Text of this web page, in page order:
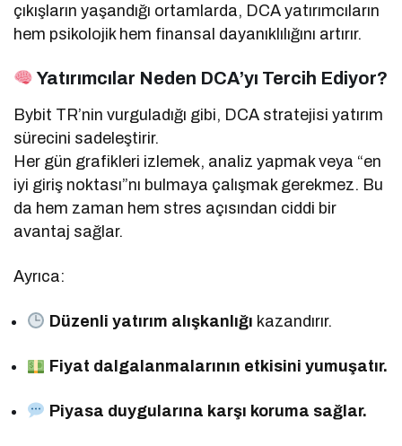
çıkışların yaşandığı ortamlarda, DCA yatırımcıların
hem psikolojik hem finansal dayanıklılığını artırır.
Yatırımcılar Neden DCA’yı Tercih Ediyor?
Bybit TR’nin vurguladığı gibi, DCA stratejisi yatırım
sürecini sadeleştirir.
Her gün grafikleri izlemek, analiz yapmak veya “en
iyi giriş noktası”nı bulmaya çalışmak gerekmez. Bu
da hem zaman hem stres açısından ciddi bir
avantaj sağlar.
Ayrıca:
Düzenli yatırım alışkanlığı kazandırır.
Fiyat dalgalanmalarının etkisini yumuşatır.
Piyasa duygularına karşı koruma sağlar.